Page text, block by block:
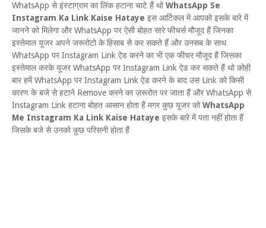
WhatsApp से इंस्टाग्राम का लिंक हटाना चाटे हैं थोWhatsApp Se
Instagram Ka Link Kaise Hataye इस आर्टिकल में आपको इसके बारे में
जानने को मिलेगा और WhatsApp पर ऐसी बोहत सारे फीचर्स मौजूद हैं जिनका
इस्तेमाल यूजर अपने जरूरोटो के हिसाब से कर सकते हैं और उनसब के साथ
WhatsApp पर Instagram Link ऐड करने का भी एक फीचर मौजूद हैं जिसका
इस्तेमाल करके यूजर WhatsApp पर Instagram Link ऐड कर सकते हैं थो कोही
बार हमें WhatsApp पर Instagram Link ऐड करने के बाद उस Link को किसी
कारण के बजे से हटाने Remove करने का ज़रूरोत पर जाता हैं और WhatsApp से
Instagram Link हटाना बोहत आसान होता हैं मगर कुछ यूजर कोWhatsApp
Me Instagram Ka Link Kaise Hataye इसके बारे में पता नहीं होता हैं
जिसके बजे से उनको कुछ परिसनी होता हैं